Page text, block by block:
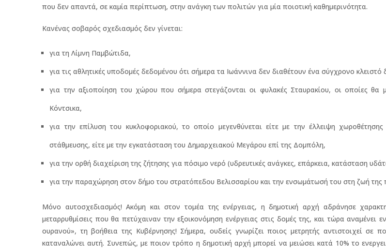
που δεν απαντά, σε καμία περίπτωση, στην ανάγκη των πολιτών για μία ποιοτική καθημερινότητα.
Κανένας σοβαρός σχεδιασμός δεν γίνεται:
για τη Λίμνη Παμβώτιδα,
για τις αθλητικές υποδομές δεδομένου ότι σήμερα τα Ιωάννινα δεν διαθέτουν ένα σύγχρονο κλειστό
για την αξιοποίηση του χώρου που σήμερα στεγάζονται οι φυλακές Σταυρακίου, οι οποίες θα
Κόντσικα,
για την επίλυση του κυκλοφοριακού, το οποίο μεγενθύνεται είτε με την έλλειψη
στάθμευσης, είτε με την εγκατάσταση του Δημαρχειακού Μεγάρου επί της Δομπόλη,
για την ορθή διαχείριση της ζήτησης για πόσιμο νερό (υδρευτικές ανάγκες, επάρκεια, κατάσταση
για την παραχώρηση στον δήμο του στρατόπεδου Βελισσαρίου και την ενσωμάτωσή του στη ζωή της
Μόνο αυτοσχεδιασμός! Ακόμη και στον τομέα της ενέργειας, η δημοτική αρχή αδράνησε
μεταρρυθμίσεις που θα πετύχαιναν την εξοικονόμηση ενέργειας στις δομές της, και τώρα αναμένει
ουρανού», τη βοήθεια της Κυβέρνησης! Σήμερα, ουδείς γνωρίζει ποιος μετρητής αντιστοιχεί σε
καταναλώνει αυτή. Συνεπώς, με ποιον τρόπο η δημοτική αρχή μπορεί να μειώσει κατά 10% το